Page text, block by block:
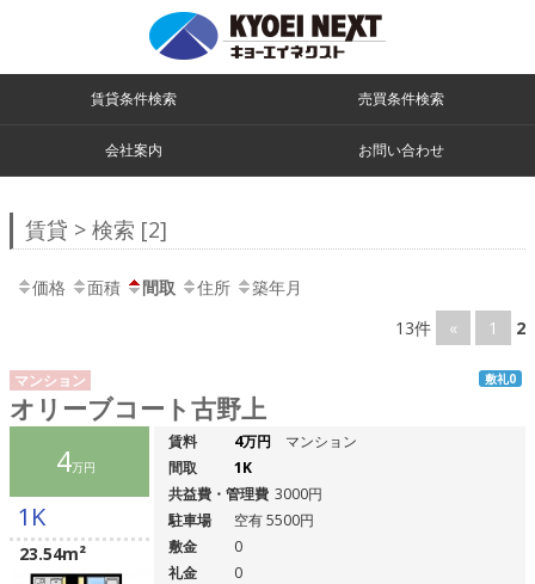
賃貸条件検索 売買条件検索
会社案内 お問い合わせ
賃貸 > 検索 [2]
価格 面積 間取 住所
築年月
13件
« 1 2
マンション
オリーブコート古野上
敷礼0
4万円
1K
23.54m²
賃料 4万円
マンション
間取
1K
共益費・管理費 3000円
駐車場
空有 5500円
敷金
0
礼金
0